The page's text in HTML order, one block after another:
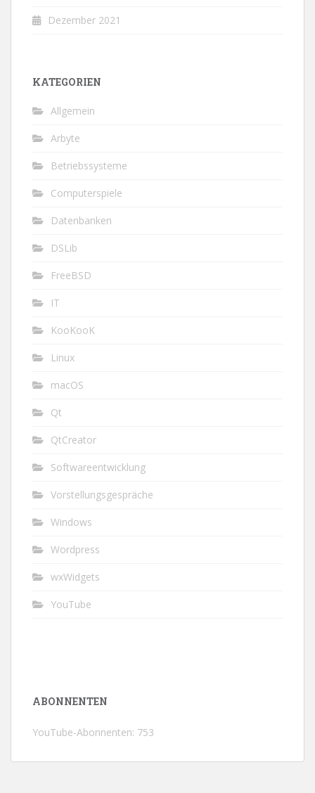
Dezember 2021
KATEGORIEN
Allgemein
Arbyte
Betriebssysteme
Computerspiele
Datenbanken
DSLib
FreeBSD
IT
KooKooK
Linux
macOS
Qt
QtCreator
Softwareentwicklung
Vorstellungsgespräche
Windows
Wordpress
wxWidgets
YouTube
ABONNENTEN
YouTube-Abonnenten: 753